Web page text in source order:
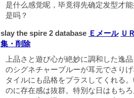
是什么感觉呢，毕竟得先确定发型才
是吗？
slay the spire 2 database Ｅメール Ｕ
集・削除
上品さと遊び心が絶妙に調和した逸
のシグネチャーブルーが耳元でさり
タイルにも品格をプラスしてくれる
のに存在感は抜群。特別な日はもち